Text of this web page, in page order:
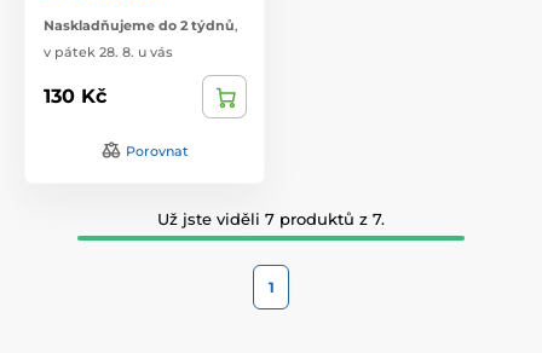
Naskladňujeme do 2 týdnů,
v pátek 28. 8. u vás
130 Kč
Porovnat
Už jste viděli 7 produktů z 7.
1